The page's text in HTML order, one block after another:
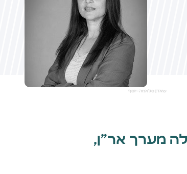
שאדן סלאמה-יוסף
מערך אר״ן,